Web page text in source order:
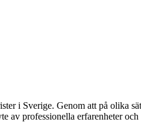
i Sverige. Genom att på olika
professionella erfarenheter